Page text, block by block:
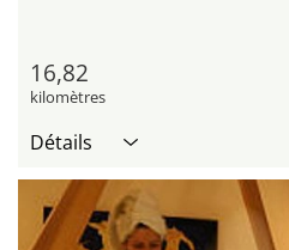
16,82
kilomètres
Détails